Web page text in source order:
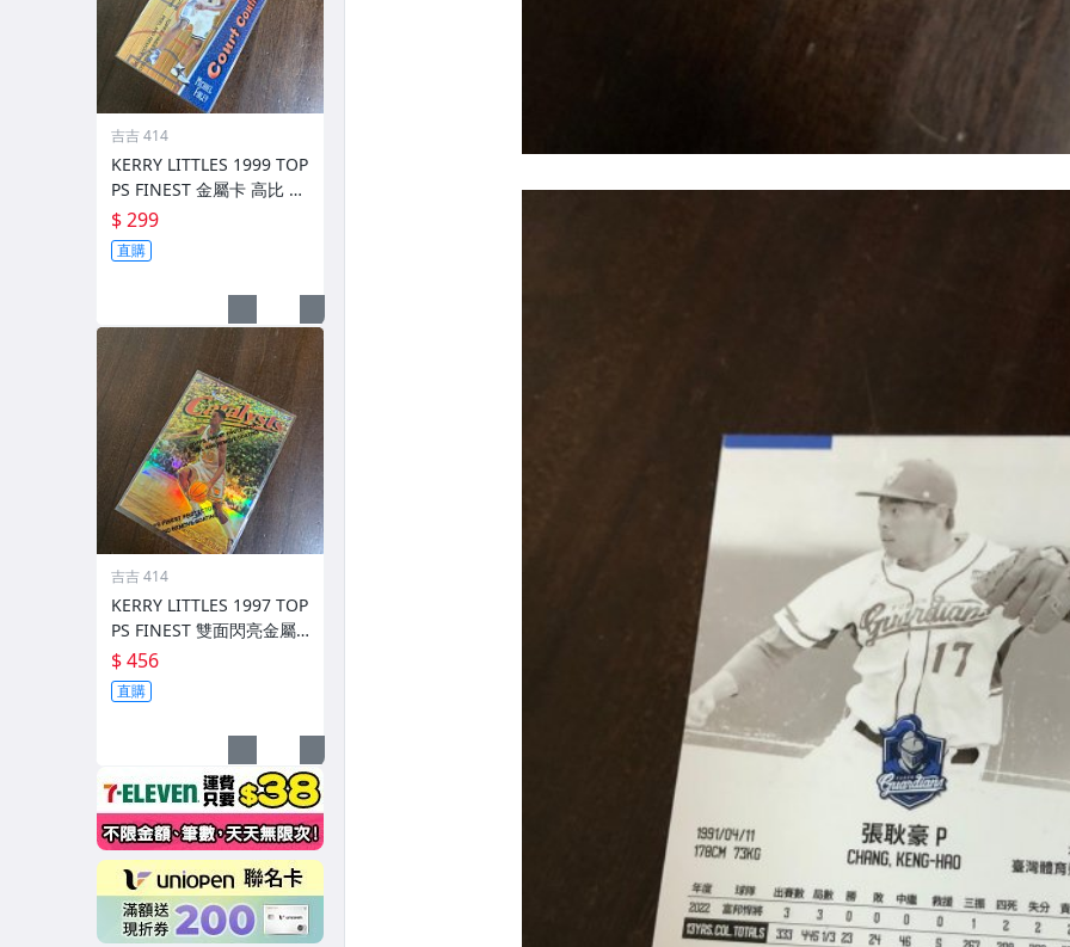
吉吉 414
KERRY LITTLES 1999 TOP
PS FINEST 金屬卡 高比 限
010/750 前後如圖
$ 299
直購
吉吉 414
KERRY LITTLES 1997 TOP
PS FINEST 雙面閃亮金屬
卡高比 REF 限135/289 前
後如圖
$ 456
直購